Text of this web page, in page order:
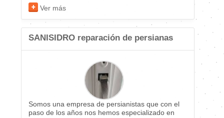
Ver más
SANISIDRO reparación de persianas
Somos una empresa de persianistas que con el
paso de los años nos hemos especializado en